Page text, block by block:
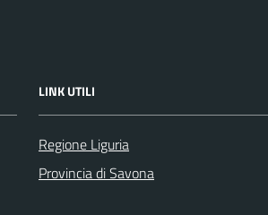
LINK UTILI
Regione Liguria
Provincia di Savona